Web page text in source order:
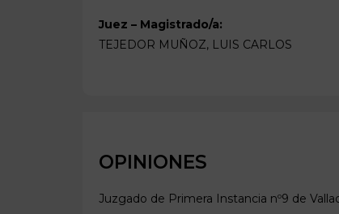
Juez – Magistrado/a:
TEJEDOR MUÑOZ, LUIS CARLOS
OPINIONES
Juzgado de Primera Instancia nº9 de